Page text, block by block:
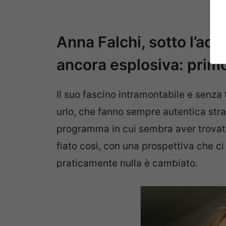
Anna Falchi, sotto
ancora esplosiva:
Il suo fascino intramontabile e
urlo, che fanno sempre autentica
programma in cui sembra aver
fiato così, con una prospettiva che
praticamente nulla è cambiato.